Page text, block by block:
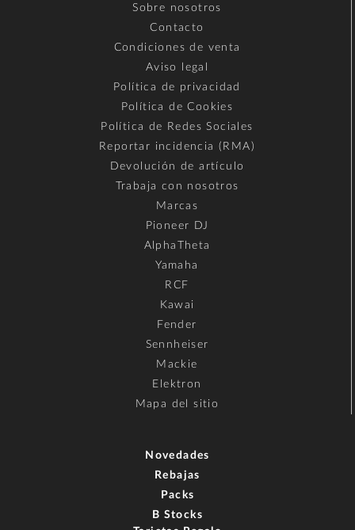
Sobre nosotros
Contacto
Condiciones de venta
Aviso legal
Política de privacidad
Política de Cookies
Política de Redes Sociales
Reportar incidencia (RMA)
Devolución de artículo
Trabaja con nosotros
Marcas
Pioneer DJ
AlphaTheta
Yamaha
RCF
Kawai
Fender
Sennheiser
Mackie
Elektron
Mapa del sitio
Novedades
Rebajas
Packs
B Stocks